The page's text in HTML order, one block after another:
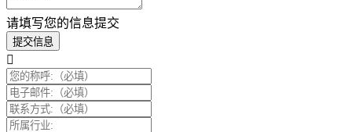
请填写您的信息提交
提交信息